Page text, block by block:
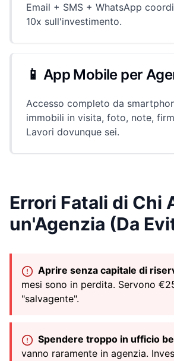
Email + SMS + WhatsApp
10x sull'investimento.
📱 App Mobile per
Accesso completo da
immobili in visita, foto, note,
Lavori dovunque sei.
Errori Fatali di Chi
un'Agenzia (Da
Aprire senza capitale di
mesi sono in perdita. Servono
"salvagente".
Spendere troppo in ufficio
vanno raramente in agenzia.